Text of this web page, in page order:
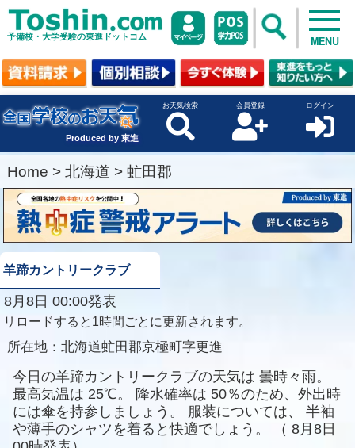
予備校・大学受験の東進ドットコム MENU
Produced by 東進
お天気検索 会員登録 ログイン
Home > 北海道 > 虻田郡
羊蹄カントリークラブ
8月8日 00:00発表
リロードすると1時間ごとに更新されます。
所在地： 北海道虻田郡京極町字更進
今日の羊蹄カントリークラブの天気は 曇時々雨。
最高気温は 25℃。 降水確率は 50％のため、外出時
には傘を持参しましょう。
服装については、
半袖
や薄手のシャツを着ると快適でしょう。
（ 8月8日